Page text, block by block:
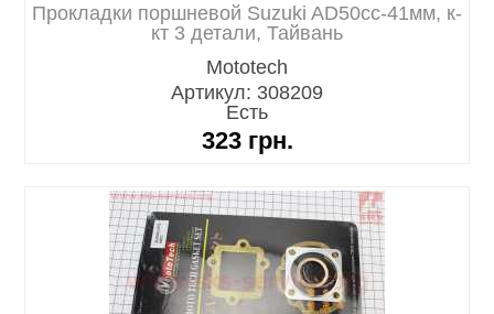
Прокладки поршневой Suzuki AD50cc-41мм, к-
кт 3 детали, Тайвань
Mototech
Артикул: 308209
Есть
323 грн.